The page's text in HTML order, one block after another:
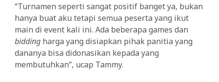
“Turnamen seperti sangat positif banget ya, bukan
hanya buat aku tetapi semua peserta yang ikut
main di event kali ini. Ada beberapa games dan
bidding harga yang disiapkan pihak panitia yang
dananya bisa didonasikan kepada yang
membutuhkan”, ucap Tammy.